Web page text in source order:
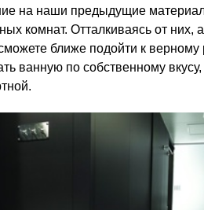
на наши предыдущие
комнат. Отталкиваясь от них,
ближе подойти к верному
ванную по собственному